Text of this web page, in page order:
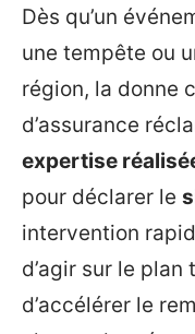
Dès qu’un
une tempête ou
région, la donne
d’assurance
expertise
pour déclarer le
intervention
d’agir sur le
d’accélérer le